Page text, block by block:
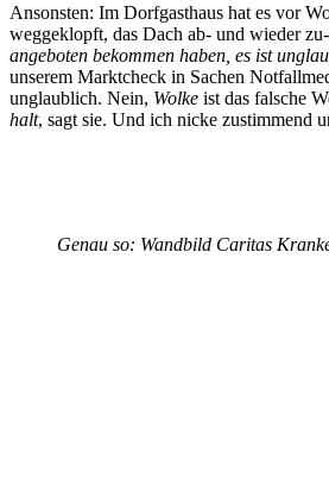
Ansonsten: Im Dorfgasthaus hat es vor
weggeklopft, das Dach ab- und wieder
angeboten bekommen haben, es ist
unserem Marktcheck in Sachen
unglaublich. Nein, Wolke ist das falsche
halt, sagt sie. Und ich nicke zustimmend
Genau so: Wandbild Caritas